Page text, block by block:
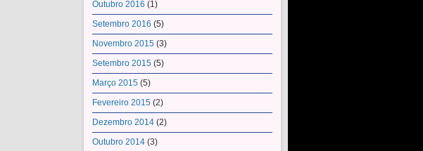
Outubro 2016 (1)
Setembro 2016 (5)
Novembro 2015 (3)
Setembro 2015 (5)
Março 2015 (5)
Fevereiro 2015 (2)
Dezembro 2014 (2)
Outubro 2014 (3)